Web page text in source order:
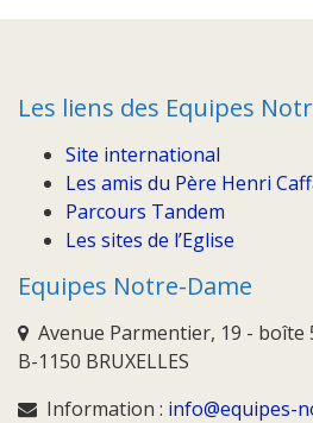
Les liens des Equipes
Site international
Les amis du Père Henri
Parcours Tandem
Les sites de l’Eglise
Equipes Notre-Dame
Avenue Parmentier, 19 - boîte
B-1150 BRUXELLES
Information : info@equipes-